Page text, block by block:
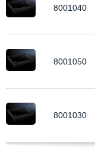
8001040
8001050
8001030